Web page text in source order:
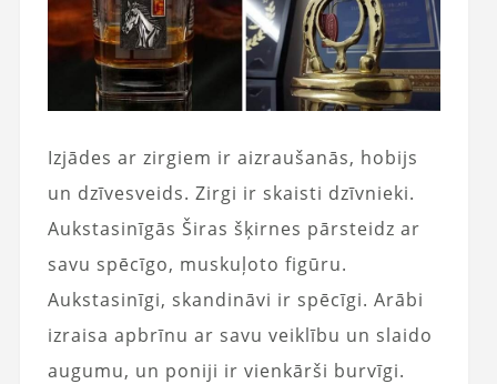
Izjādes ar zirgiem ir aizraušanās, hobijs
un dzīvesveids. Zirgi ir skaisti dzīvnieki.
Aukstasinīgās Širas šķirnes pārsteidz ar
savu spēcīgo, muskuļoto figūru.
Aukstasinīgi, skandināvi ir spēcīgi. Arābi
izraisa apbrīnu ar savu veiklību un slaido
augumu, un poniji ir vienkārši burvīgi.